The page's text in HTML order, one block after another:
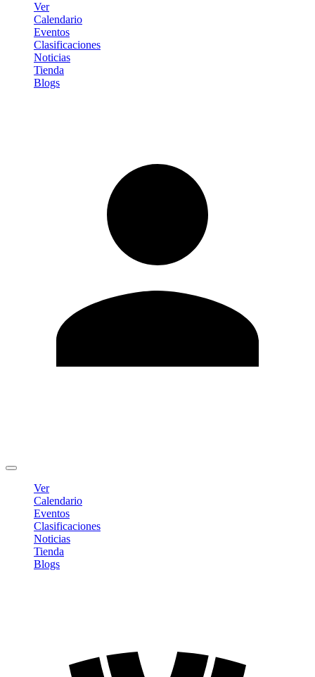
Ver
Calendario
Eventos
Clasificaciones
Noticias
Tienda
Blogs
Ver
Calendario
Eventos
Clasificaciones
Noticias
Tienda
Blogs